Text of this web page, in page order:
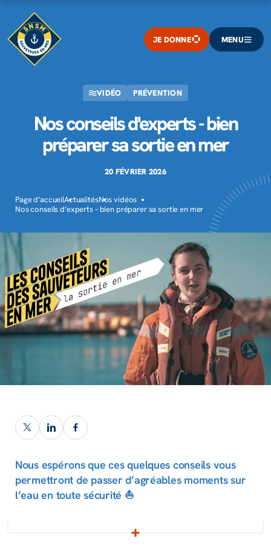
JE DONNE MENU
VIDÉO PRÉVENTION
Nos conseils d'experts - bien
préparer sa sortie en mer
20 FÉVRIER 2026
Page d’accueilActualitésNos vidéos
Nos conseils d’experts – bien préparer sa sortie en mer
Nous espérons que ces quelques conseils vous
permettront de passer d’agréables moments sur
l’eau en toute sécurité ⛵️